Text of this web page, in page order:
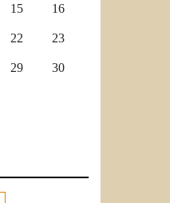
15 16
22 23
29 30